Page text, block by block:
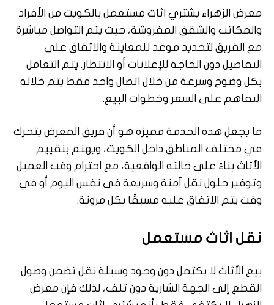
معرض الزهراء يشتري اثاث مستعمل بالكويت من الأفراد
والمكاتب والشقق المفروشة، حيث يتم التواصل مباشرة
مع الفريق لتحديد موعد للمعاينة والاتفاق على
التفاصيل دون الحاجة للإعلانات أو الانتظار. يتم التعامل
بكل وضوح وسرعة من خلال اتصال واحد فقط يتم خلاله
التفاهم على السعر وخطوات البيع.
ما يجعل هذه الخدمة مميزة هو أن فريق المعرض يتحرك
في مختلف المناطق داخل الكويت، ويهتم بتقييم
الأثاث بناءً على حالته الواقعية، مع احترام وقت العميل
وتوفير حلول نقل آمنة وسريعة في نفس اليوم أو في
وقت يتم الاتفاق عليه مسبقًا بكل مرونة.
نقل اثاث مستعمل
بيع الأثاث لا يكتمل دون وجود وسيلة نقل تضمن وصول
القطع إلى الجهة الشارية دون تلف، لذلك فإن معرض